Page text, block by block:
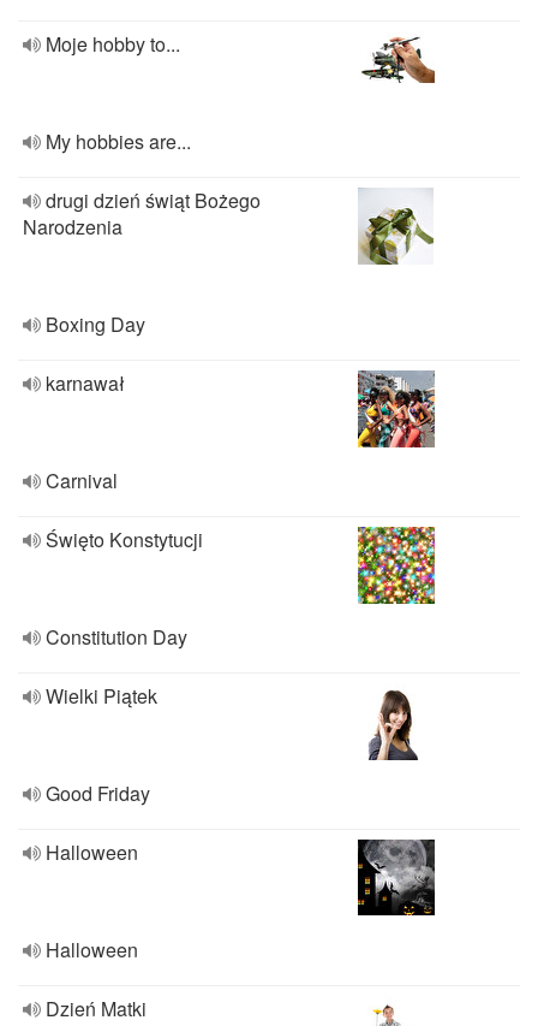
Moje hobby to...
My hobbies are...
drugi dzień świąt Bożego
Narodzenia
Boxing Day
karnawał
Carnival
Święto Konstytucji
Constitution Day
Wielki Piątek
Good Friday
Halloween
Halloween
Dzień Matki